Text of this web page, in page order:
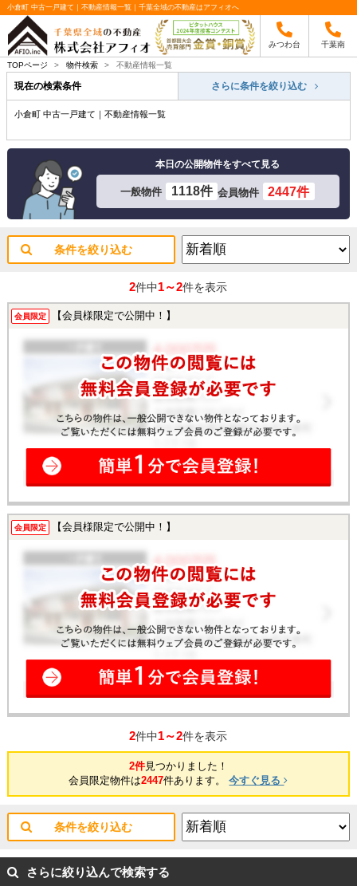
小倉町 中古一戸建て｜不動産情報一覧｜千葉全域の不動産はアフィオへ
みつわ台 千葉南
TOPページ > 物件検索 > 不動産情報一覧
現在の検索条件 さらに条件を絞り込む
小倉町 中古一戸建て｜不動産情報一覧
本日の公開物件をすべて見る
一般物件 1118件 会員物件 2447件
条件を絞り込む
2件中1～2件を表示
会員限定 【会員様限定で公開中！】
会員限定 【会員様限定で公開中！】
2件中1～2件を表示
2件見つかりました！
会員限定物件は2447件あります。今すぐ見る
条件を絞り込む
さらに絞り込んで検索する